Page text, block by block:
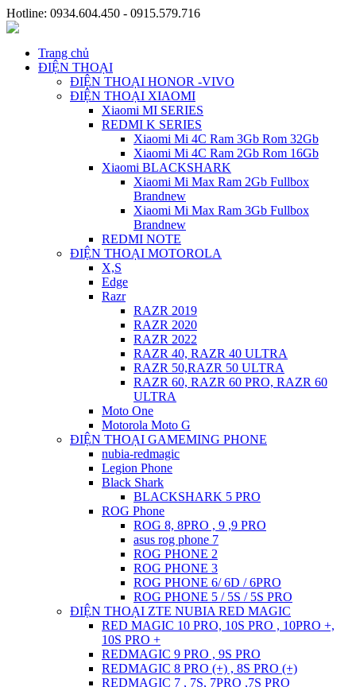
Hotline: 0934.604.450 - 0915.579.716
Trang chủ
ĐIỆN THOẠI
ĐIỆN THOẠI HONOR -VIVO
ĐIỆN THOẠI XIAOMI
Xiaomi MI SERIES
REDMI K SERIES
Xiaomi Mi 4C Ram 3Gb Rom 32Gb
Xiaomi Mi 4C Ram 2Gb Rom 16Gb
Xiaomi BLACKSHARK
Xiaomi Mi Max Ram 2Gb Fullbox
Brandnew
Xiaomi Mi Max Ram 3Gb Fullbox
Brandnew
REDMI NOTE
ĐIỆN THOẠI MOTOROLA
X,S
Edge
Razr
RAZR 2019
RAZR 2020
RAZR 2022
RAZR 40, RAZR 40 ULTRA
RAZR 50,RAZR 50 ULTRA
RAZR 60, RAZR 60 PRO, RAZR 60
ULTRA
Moto One
Motorola Moto G
ĐIỆN THOẠI GAMEMING PHONE
nubia-redmagic
Legion Phone
Black Shark
BLACKSHARK 5 PRO
ROG Phone
ROG 8, 8PRO , 9 ,9 PRO
asus rog phone 7
ROG PHONE 2
ROG PHONE 3
ROG PHONE 6/ 6D / 6PRO
ROG PHONE 5 / 5S / 5S PRO
ĐIỆN THOẠI ZTE NUBIA RED MAGIC
RED MAGIC 10 PRO, 10S PRO , 10PRO +,
10S PRO +
REDMAGIC 9 PRO , 9S PRO
REDMAGIC 8 PRO (+) , 8S PRO (+)
REDMAGIC 7 , 7S, 7PRO ,7S PRO